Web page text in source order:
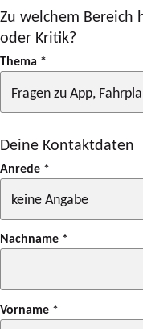
Zu welchem Bereich
oder Kritik?
Thema *
Deine Kontaktdaten
Anrede *
Nachname *
Vorname *